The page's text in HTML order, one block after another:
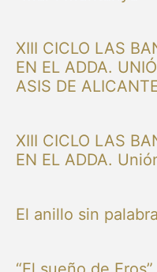
XIII CICLO LAS
EN EL ADDA.
ASIS DE
XIII CICLO LAS
EN EL ADDA.
El anillo sin